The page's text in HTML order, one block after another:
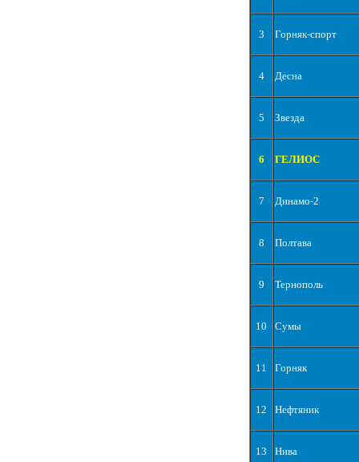
3 Горняк-спорт
4 Десна
5 Звезда
6 ГЕЛИОС
7 Динамо-2
8 Полтава
9 Тернополь
10 Сумы
11 Горняк
12 Нефтяник
13 Нива